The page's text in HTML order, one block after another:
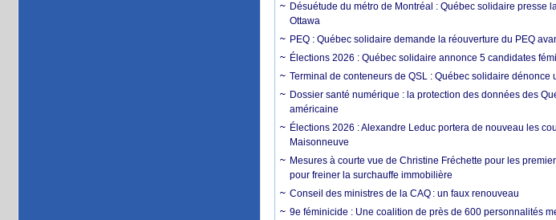
Désuétude du métro de Montréal : Québec solidaire presse
Ottawa
PEQ : Québec solidaire demande la réouverture du PEQ
Élections 2026 : Québec solidaire annonce 5 candidates
Terminal de conteneurs de QSL : Québec solidaire
Dossier santé numérique : la protection des données des
américaine
Élections 2026 : Alexandre Leduc portera de nouveau les
Maisonneuve
Mesures à courte vue de Christine Fréchette pour les
pour freiner la surchauffe immobilière
Conseil des ministres de la CAQ : un faux renouveau
9e féminicide : Une coalition de près de 600 personnalités